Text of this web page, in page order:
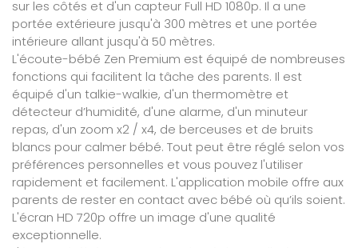
sur les côtés et d'un capteur Full HD 1080p. Il a une
portée extérieure jusqu'à 300 mètres et une portée
intérieure allant jusqu'à 50 mètres.
L'écoute-bébé Zen Premium est équipé de nombreuses
fonctions qui facilitent la tâche des parents. Il est
équipé d'un talkie-walkie, d'un thermomètre et
détecteur d’humidité, d'une alarme, d'un minuteur
repas, d'un zoom x2 / x4, de berceuses et de bruits
blancs pour calmer bébé. Tout peut être réglé selon vos
préférences personnelles et vous pouvez l'utiliser
rapidement et facilement. L'application mobile offre aux
parents de rester en contact avec bébé où qu’ils soient.
L'écran HD 720p offre un image d'une qualité
exceptionnelle.